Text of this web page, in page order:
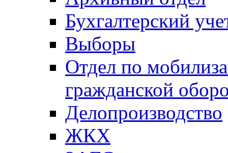
Бухгалтерский
Выборы
Отдел по
гражданской
Делопроизводство
ЖКХ